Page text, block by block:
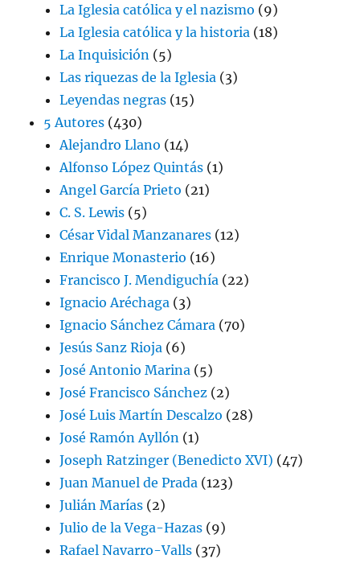
La Iglesia católica y el nazismo (9)
La Iglesia católica y la historia (18)
La Inquisición (5)
Las riquezas de la Iglesia (3)
Leyendas negras (15)
5 Autores (430)
Alejandro Llano (14)
Alfonso López Quintás (1)
Angel García Prieto (21)
C. S. Lewis (5)
César Vidal Manzanares (12)
Enrique Monasterio (16)
Francisco J. Mendiguchía (22)
Ignacio Aréchaga (3)
Ignacio Sánchez Cámara (70)
Jesús Sanz Rioja (6)
José Antonio Marina (5)
José Francisco Sánchez (2)
José Luis Martín Descalzo (28)
José Ramón Ayllón (1)
Joseph Ratzinger (Benedicto XVI) (47)
Juan Manuel de Prada (123)
Julián Marías (2)
Julio de la Vega-Hazas (9)
Rafael Navarro-Valls (37)